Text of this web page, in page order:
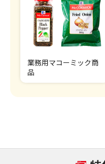
業務用マコーミック商
品